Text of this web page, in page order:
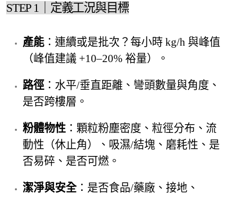
STEP 1｜定義工況與目標
產能：連續或是批次？每小時 kg/h 與峰值
（峰值建議 +10–20% 裕量）。
路徑 ：水平/垂直距離、彎頭數量與角度、
是否跨樓層。
粉體物性 ：顆粒粉塵密度、粒徑分布、流
動性（休止角）、吸濕/結塊、磨耗性、是
否易碎、是否可燃。
潔淨與安全：是否食品/藥廠、接地、